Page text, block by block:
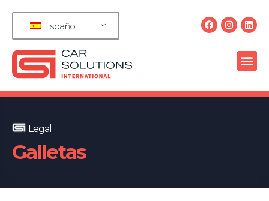
Español
Legal
Galletas